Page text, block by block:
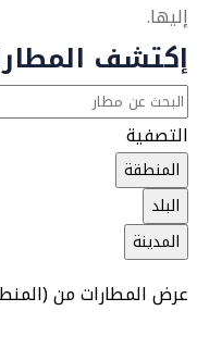
إليها.
إكتشف
التصفية
المنطقة
البلد
المدينة
عرض المطارات من